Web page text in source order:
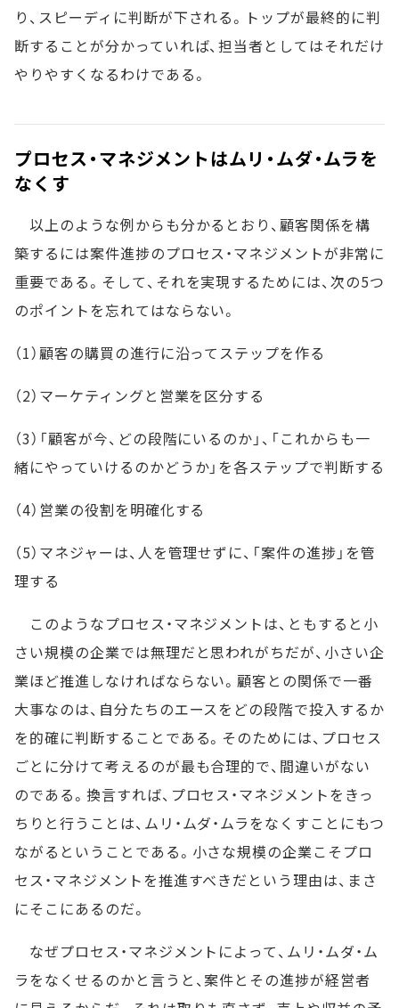
り、スピーディに判断が下される。トップが最終的に判
断することが分かっていれば、担当者としてはそれだけ
やりやすくなるわけである。
プロセス・マネジメントはムリ・ムダ・ムラを
なくす
以上のような例からも分かるとおり、顧客関係を構
築するには案件進捗のプロセス・マネジメントが非常に
重要である。そして、それを実現するためには、次の5つ
のポイントを忘れてはならない。
（1）顧客の購買の進行に沿ってステップを作る
（2）マーケティングと営業を区分する
（3）「顧客が今、どの段階にいるのか」、「これからも一
緒にやっていけるのかどうか」を各ステップで判断する
（4）営業の役割を明確化する
（5）マネジャーは、人を管理せずに、「案件の進捗」を管
理する
このようなプロセス・マネジメントは、ともすると小
さい規模の企業では無理だと思われがちだが、小さい企
業ほど推進しなければならない。顧客との関係で一番
大事なのは、自分たちのエースをどの段階で投入するか
を的確に判断することである。そのためには、プロセス
ごとに分けて考えるのが最も合理的で、間違いがない
のである。換言すれば、プロセス・マネジメントをきっ
ちりと行うことは、ムリ・ムダ・ムラをなくすことにもつ
ながるということである。小さな規模の企業こそプロ
セス・マネジメントを推進すべきだという理由は、まさ
にそこにあるのだ。
なぜプロセス・マネジメントによって、ムリ・ムダ・ム
ラをなくせるのかと言うと、案件とその進捗が経営者